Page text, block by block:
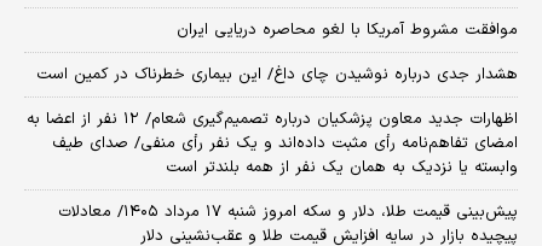
موافقت مشروط آمریکا با لغو محاصره دریایی ایران
هشدار جدی درباره نوشیدن چای داغ/ این بیماری خطرناک در کمین است
اظهارات جدید معاون پزشکیان درباره تصمیم‌گیری شعام/ ۱۲ نفر از اعضا به
امضای تفاهم‌نامه رأی مثبت داده‌اند و یک نفر رأی منفی/ صدای طیف
وابسته یا نزدیک به همان یک نفر از همه بلندتر است
پیش‌بینی قیمت طلا، دلار و سکه امروز شنبه ۱۷ مرداد ۱۴۰۵/ معادلات
پیچیده بازار در سایه افزایش قیمت طلا و عقب‌نشینی دلار